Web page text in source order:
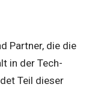
Partner, die die
in der Tech-
Teil dieser